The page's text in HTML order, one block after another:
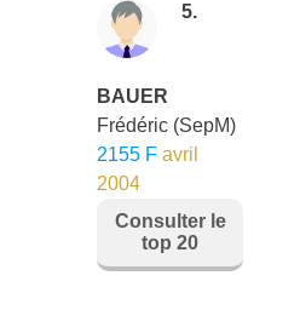
5.
BAUER
Frédéric (SepM)
2155 F avril
2004
Consulter le
top 20